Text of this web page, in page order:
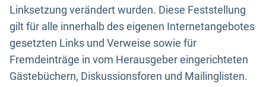
Linksetzung verändert wurden. Diese Feststellung
gilt für alle innerhalb des eigenen Internetangebotes
gesetzten Links und Verweise sowie für
Fremdeinträge in vom Herausgeber eingerichteten
Gästebüchern, Diskussionsforen und Mailinglisten.